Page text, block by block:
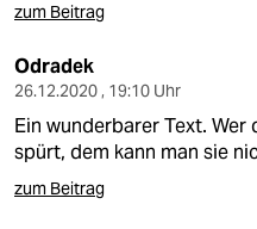
zum Beitrag
Odradek
26.12.2020 , 19:10 Uhr
Ein wunderbarer Text.
spürt, dem kann man sie
zum Beitrag